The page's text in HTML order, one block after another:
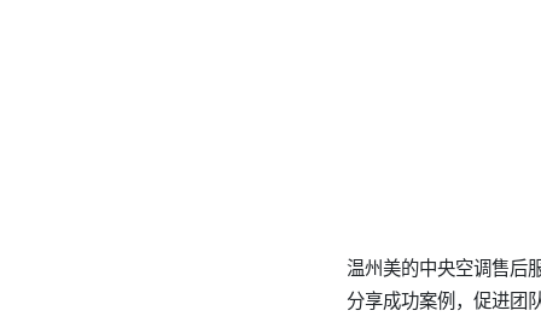
温州美的中央空调售后
分享成功案例，促进团